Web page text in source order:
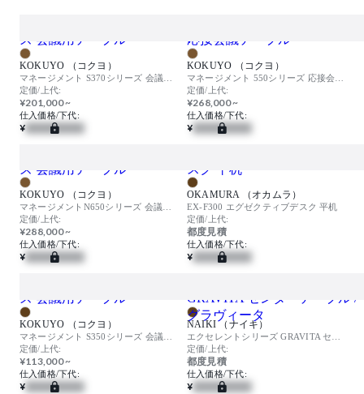
KOKUYO （コクヨ）
定価/上代:
¥201,000 ~
仕入価格/下代:
¥
KOKUYO （コクヨ）
定価/上代:
¥268,000 ~
仕入価格/下代:
¥
KOKUYO （コクヨ）
定価/上代:
¥288,000 ~
仕入価格/下代:
¥
OKAMURA （オカムラ）
EX-F300 エグゼクティブデスク 平机
定価/上代:
都度見積
仕入価格/下代:
¥
KOKUYO （コクヨ）
定価/上代:
¥113,000 ~
仕入価格/下代:
¥
NAIKI （ナイキ）
定価/上代:
都度見積
仕入価格/下代:
¥